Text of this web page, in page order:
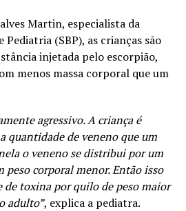
Martin, especialista da
Pediatria (SBP), as crianças são
injetada pelo escorpião,
menos massa corporal que um
agressivo. A criança é
quantidade de veneno que um
o veneno se distribui por um
peso corporal menor. Então isso
de toxina por quilo de peso maior
adulto”, explica a pediatra.